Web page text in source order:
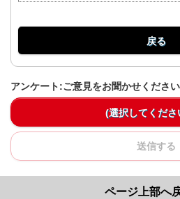
戻る
アンケート:ご意見をお聞かせください
(選択してくださ
送信する
ページ上部へ